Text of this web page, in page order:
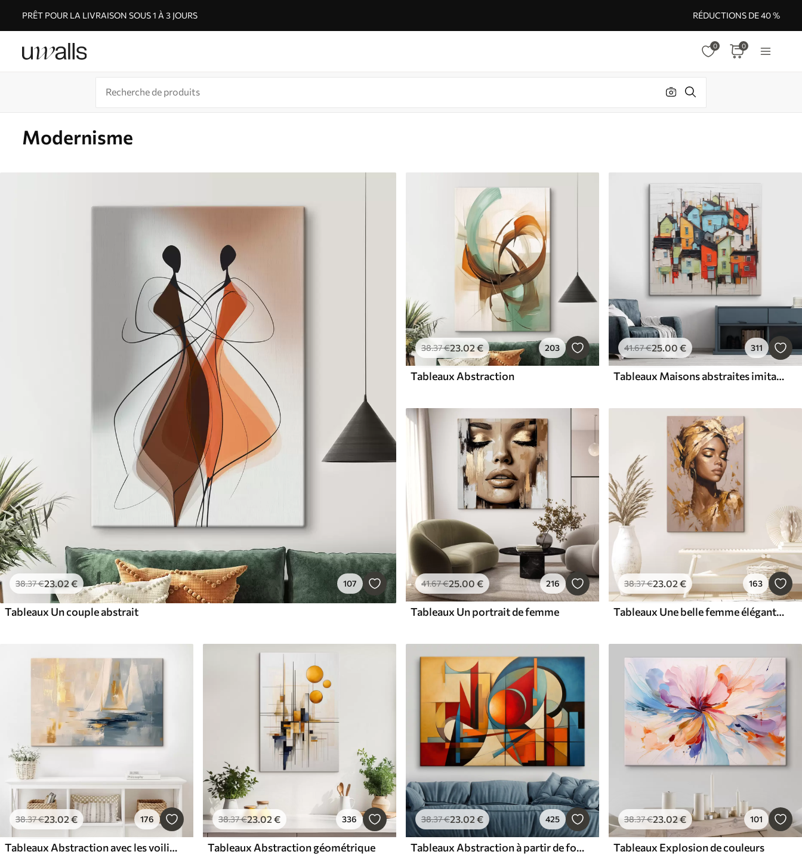
PRÊT POUR LA LIVRAISON SOUS 1 À 3 JOURS RÉDUCTIONS DE 40 %
0 0
Modernisme
38.37€23.02 € 107
Tableaux Un couple abstrait
38.37€23.02 € 203
Tableaux Abstraction
41.67€25.00 € 311
Tableaux Maisons abstraites imitation coup de pinceau
41.67€25.00 € 216
Tableaux Un portrait de femme
38.37€23.02 € 163
Tableaux Une belle femme élégante, portant un couvre-chef
38.37€23.02 € 176
Tableaux Abstraction avec les voiliers dans la mer, style acrylique, coucher de soleil
38.37€23.02 € 336
Tableaux Abstraction géométrique
38.37€23.02 € 425
Tableaux Abstraction à partir de formes géométriques
38.37€23.02€ 101
Tableaux Explosion de couleurs